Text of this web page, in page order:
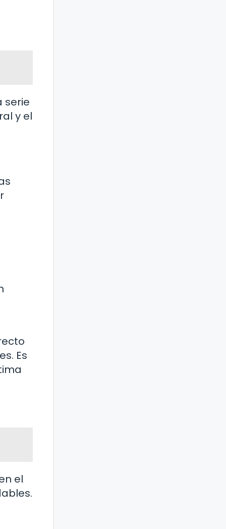
serie
y el
Es
el